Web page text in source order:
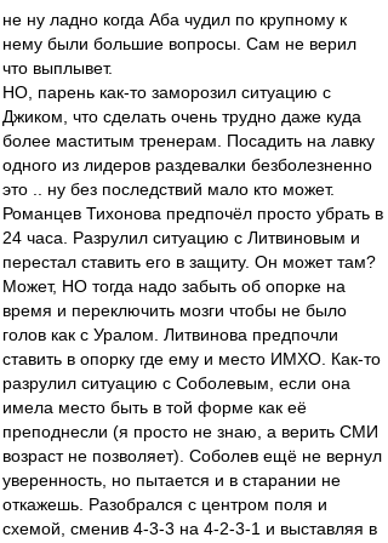
не ну ладно когда Аба чудил по крупному к
нему были большие вопросы. Сам не верил
что выплывет.
НО, парень как-то заморозил ситуацию с
Джиком, что сделать очень трудно даже куда
более маститым тренерам. Посадить на лавку
одного из лидеров раздевалки безболезненно
это .. ну без последствий мало кто может.
Романцев Тихонова предпочёл просто убрать в
24 часа. Разрулил ситуацию с Литвиновым и
перестал ставить его в защиту. Он может там?
Может, НО тогда надо забыть об опорке на
время и переключить мозги чтобы не было
голов как с Уралом. Литвинова предпочли
ставить в опорку где ему и место ИМХО. Как-то
разрулил ситуацию с Соболевым, если она
имела место быть в той форме как её
преподнесли (я просто не знаю, а верить СМИ
возраст не позволяет). Соболев ещё не вернул
уверенность, но пытается и в старании не
откажешь. Разобрался с центром поля и
схемой, сменив 4-3-3 на 4-2-3-1 и выставляя в